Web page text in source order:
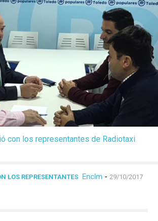
con los representantes de Radiotaxi
LOS REPRESENTANTES Enclm - 29/10/2017